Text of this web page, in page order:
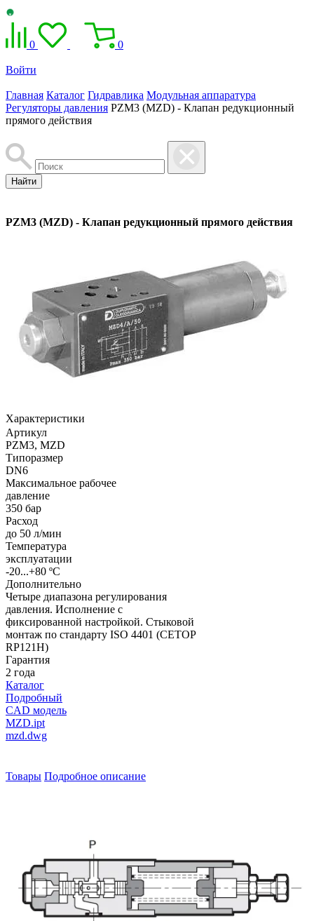
0 0
Войти
Главная Каталог Гидравлика Модульная аппаратура
Регуляторы давления PZM3 (MZD) - Клапан редукционный
прямого действия
Найти
PZM3 (MZD) - Клапан редукционный прямого действия
Характеристики
Артикул
PZM3, MZD
Типоразмер
DN6
Максимальное рабочее
давление
350 бар
Расход
до 50 л/мин
Температура
эксплуатации
-20...+80 ºС
Дополнительно
Четыре диапазона регулирования
давления. Исполнение с
фиксированной настройкой. Стыковой
монтаж по стандарту ISO 4401 (CETOP
RP121H)
Гарантия
2 года
Каталог
Подробный
CAD модель
MZD.ipt
mzd.dwg
Товары Подробное описание